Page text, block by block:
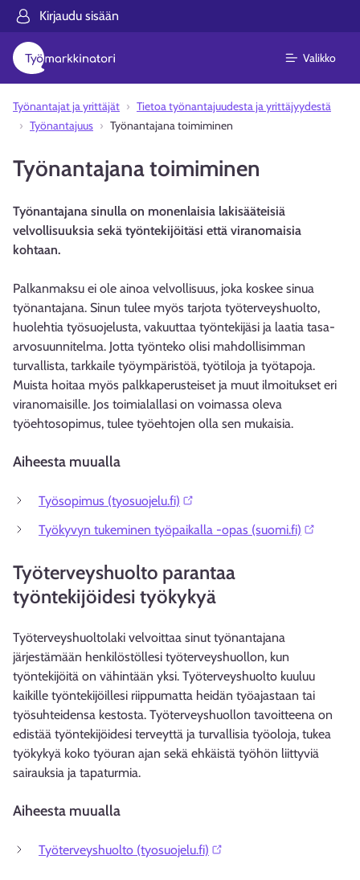
Kirjaudu sisään
Valikko
Työnantajat ja yrittäjät
Tietoa työnantajuudesta ja yrittäjyydestä
Työnantajuus
Työnantajana toimiminen
Työnantajana toimiminen
Työnantajana sinulla on monenlaisia lakisääteisiä
velvollisuuksia sekä työntekijöitäsi että viranomaisia
kohtaan.
Palkanmaksu ei ole ainoa velvollisuus, joka koskee sinua
työnantajana. Sinun tulee myös tarjota työterveyshuolto,
huolehtia työsuojelusta, vakuuttaa työntekijäsi ja laatia tasa-
arvosuunnitelma. Jotta työnteko olisi mahdollisimman
turvallista, tarkkaile työympäristöä, työtiloja ja työtapoja.
Muista hoitaa myös palkkaperusteiset ja muut ilmoitukset eri
viranomaisille. Jos toimialallasi on voimassa oleva
työehtosopimus, tulee työehtojen olla sen mukaisia.
Aiheesta muualla
Työsopimus (tyosuojelu.fi)⁠
Työkyvyn tukeminen työpaikalla -opas (suomi.fi)⁠
Työterveyshuolto parantaa
työntekijöidesi työkykyä
Työterveyshuoltolaki velvoittaa sinut työnantajana
järjestämään henkilöstöllesi työterveyshuollon, kun
työntekijöitä on vähintään yksi. Työterveyshuolto kuuluu
kaikille työntekijöillesi riippumatta heidän työajastaan tai
työsuhteidensa kestosta. Työterveyshuollon tavoitteena on
edistää työntekijöidesi terveyttä ja turvallisia työoloja, tukea
työkykyä koko työuran ajan sekä ehkäistä työhön liittyviä
sairauksia ja tapaturmia.
Aiheesta muualla
Työterveyshuolto (tyosuojelu.fi)⁠